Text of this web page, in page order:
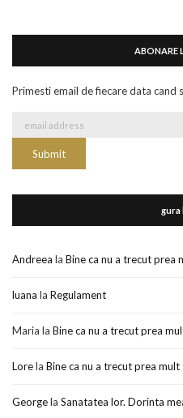
ABONARE
Primesti email de fiecare data cand
gura
Andreea la Bine ca nu a trecut prea
luana la Regulament
Maria la Bine ca nu a trecut prea
Lorela Bine ca nu a trecut prea
Georgela Sanatatea lor. Dorinta